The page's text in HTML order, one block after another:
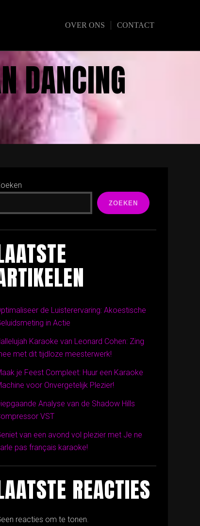
OVER ONS CONTACT
DANCING
ZOEKEN
de Luisterervaring: Akoestische
in Actie
Karaoke van Leonard Cohen: Zing
met dit tijdloze meesterwerk!
je Feest Compleet: Huur een Karaoke
voor Onvergetelijk Plezier!
Analyse van de Shadow Hills
VST
van een avond vol plezier met Je ne
pas français karaoke!
REACTIES
reacties om te tonen.